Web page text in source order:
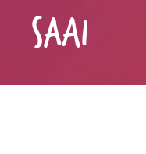
SAAI